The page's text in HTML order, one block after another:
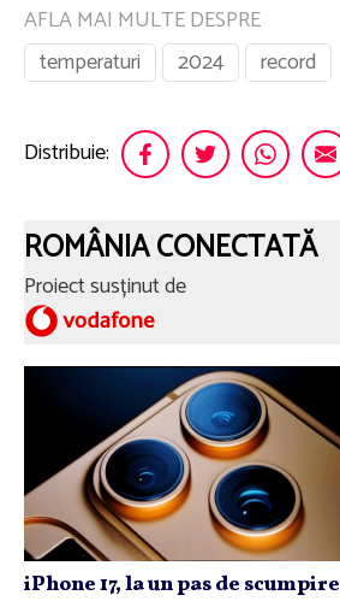
AFLA MAI MULTE DESPRE
temperaturi
2024 record
Distribuie:
ROMÂNIA CONECTATĂ
Proiect susținut de
iPhone 17, la un pas de scumpire